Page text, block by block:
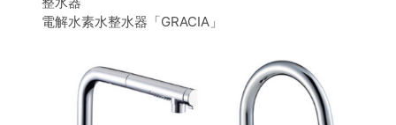
電解水素水整水器「GRACIA」